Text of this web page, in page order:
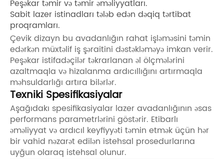
Peşəkar təmir və təmir əməliyyatları.
Sabit lazer istinadları tələb edən dəqiq tərtibat
proqramları.
Çevik dizayn bu avadanlığın rahat işləməsini təmin
edərkən müxtəlif iş şəraitini dəstəkləməyə imkan verir.
Peşəkar istifadəçilər təkrarlanan əl ölçmələrini
azaltmaqla və hizalanma ardıcıllığını artırmaqla
məhsuldarlığı artıra bilərlər.
Texniki Spesifikasiyalar
Aşağıdakı spesifikasiyalar lazer avadanlığının əsas
performans parametrlərini göstərir. Etibarlı
əməliyyat və ardıcıl keyfiyyəti təmin etmək üçün hər
bir vahid nəzarət edilən istehsal prosedurlarına
uyğun olaraq istehsal olunur.